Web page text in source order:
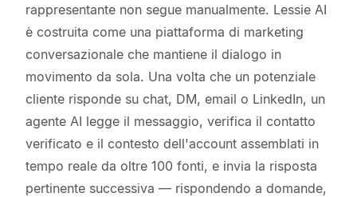
rappresentante non segue manualmente. Lessie AI
è costruita come una piattaforma di marketing
conversazionale che mantiene il dialogo in
movimento da sola. Una volta che un potenziale
cliente risponde su chat, DM, email o LinkedIn, un
agente AI legge il messaggio, verifica il contatto
verificato e il contesto dell'account assemblati in
tempo reale da oltre 100 fonti, e invia la risposta
pertinente successiva — rispondendo a domande,